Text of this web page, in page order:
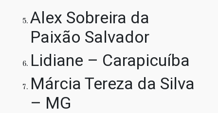
Alex Sobreira da
Paixão Salvador
Lidiane – Carapicuíba
Márcia Tereza da Silva
– MG